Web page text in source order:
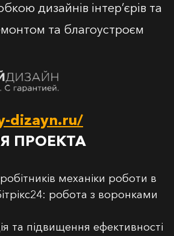
дизайнів інтер’єрів та
та благоустроєм
dizayn.ru/
ПРОЕКТА
механіки роботи в
робота з воронками
та підвищення ефективності